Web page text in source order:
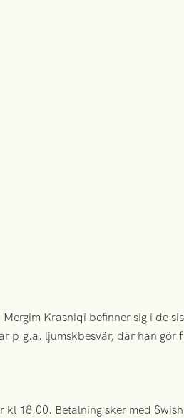
Krasniqi befinner sig i de
p.g.a. ljumskbesvär, där han gör
kl 18.00. Betalning sker med